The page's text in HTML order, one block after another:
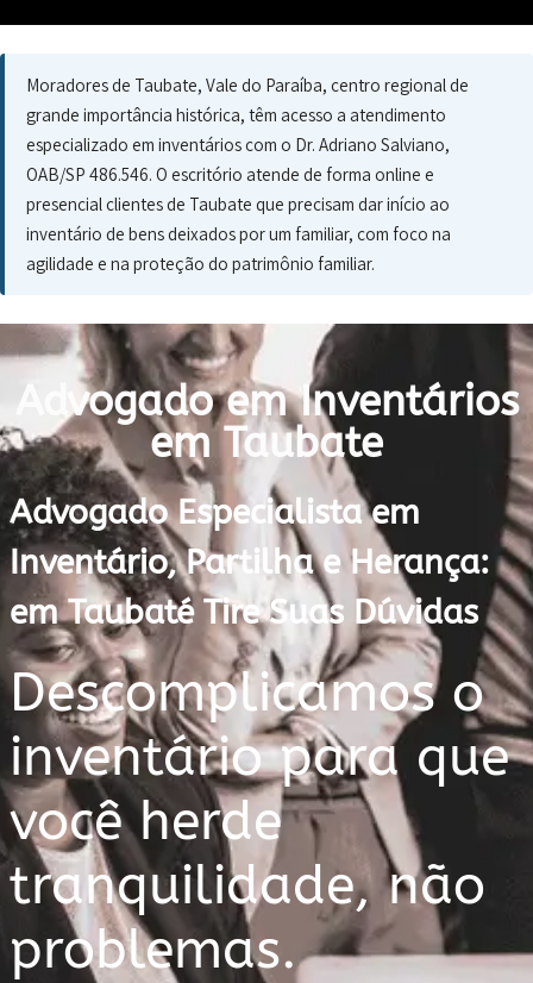
Moradores de Taubate, Vale do Paraíba, centro regional de
grande importância histórica, têm acesso a atendimento
especializado em inventários com o Dr. Adriano Salviano,
OAB/SP 486.546. O escritório atende de forma online e
presencial clientes de Taubate que precisam dar início ao
inventário de bens deixados por um familiar, com foco na
agilidade e na proteção do patrimônio familiar.
Advogado em Inventários
em Taubate
Advogado Especialista em
Inventário, Partilha e Herança:
em Taubaté Tire Suas Dúvidas
Descomplicamos o
inventário para que
você herde
tranquilidade, não
problemas.